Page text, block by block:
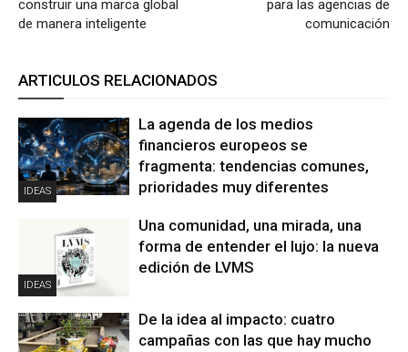
construir una marca global
de manera inteligente
para las agencias de
comunicación
ARTICULOS RELACIONADOS
IDEAS
La agenda de los medios
financieros europeos se
fragmenta: tendencias comunes,
prioridades muy diferentes
IDEAS
Una comunidad, una mirada, una
forma de entender el lujo: la nueva
edición de LVMS
De la idea al impacto: cuatro
campañas con las que hay mucho